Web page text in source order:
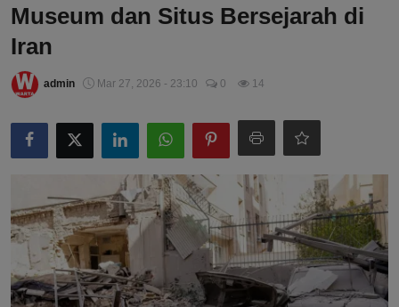
Museum dan Situs Bersejarah di
Iran
admin Mar 27, 2026 - 23:10 0 14